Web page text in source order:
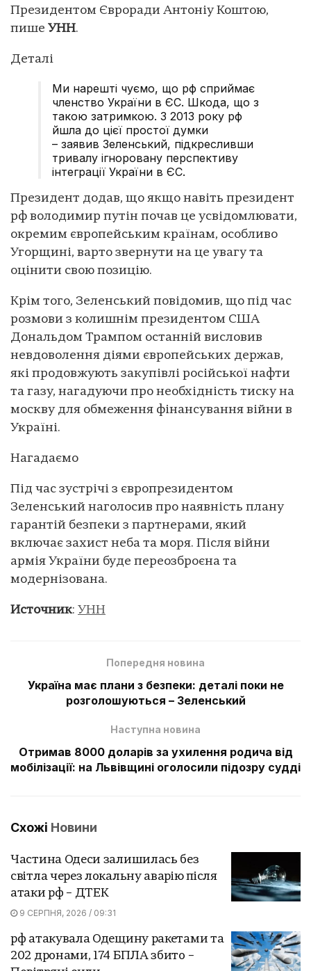
Президентом Євроради Антоніу Коштою,
пише УНН.
Деталі
Ми нарешті чуємо, що рф сприймає
членство України в ЄС. Шкода, що з
такою затримкою. З 2013 року рф
йшла до цієї простої думки
– заявив Зеленський, підкресливши
тривалу ігноровану перспективу
інтеграції України в ЄС.
Президент додав, що якщо навіть президент
рф володимир путін почав це усвідомлювати,
окремим європейським країнам, особливо
Угорщині, варто звернути на це увагу та
оцінити свою позицію.
Крім того, Зеленський повідомив, що під час
розмови з колишнім президентом США
Дональдом Трампом останній висловив
невдоволення діями європейських держав,
які продовжують закупівлі російської нафти
та газу, нагадуючи про необхідність тиску на
москву для обмеження фінансування війни в
Україні.
Нагадаємо
Під час зустрічі з європрезидентом
Зеленський наголосив про наявність плану
гарантій безпеки з партнерами, який
включає захист неба та моря. Після війни
армія України буде переозброєна та
модернізована.
Источник: УНН
Попередня новина
Україна має плани з безпеки: деталі поки не
розголошуються – Зеленський
Наступна новина
Отримав 8000 доларів за ухилення родича від
мобілізації: на Львівщині оголосили підозру судді
Схожі Новини
Частина Одеси залишилась без
світла через локальну аварію після
атаки рф – ДТЕК
9 СЕРПНЯ, 2026 / 09:31
рф атакувала Одещину ракетами та
202 дронами, 174 БПЛА збито –